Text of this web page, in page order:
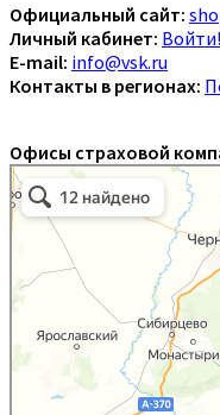
Официальный сайт:
Личный кабинет: Войти!
E-mail: info@vsk.ru
Контакты в регионах:
Офисы страховой